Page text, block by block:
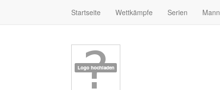
Startseite Wettkämpfe Serien